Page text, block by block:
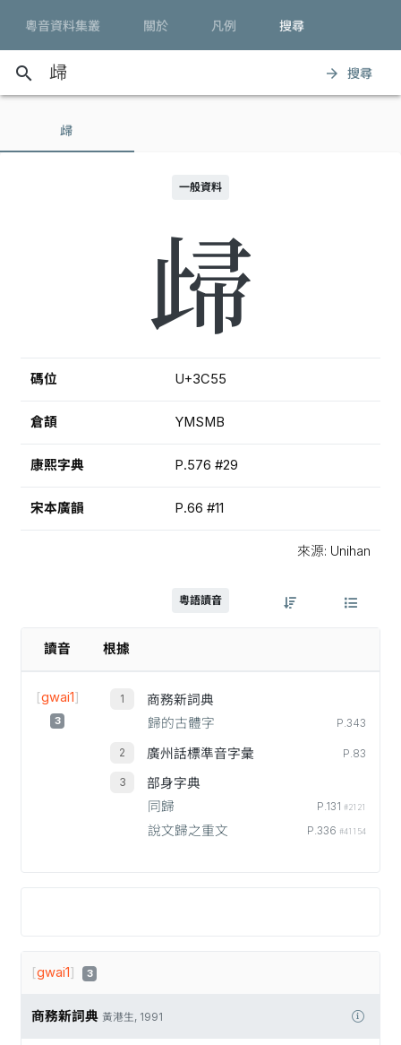
粵音資料集叢 關於 凡例 搜尋
search arrow_forward 搜尋
㱕
一般資料
㱕
碼位 U+3C55
倉頡 YMSMB
康熙字典 P.576 #29
宋本廣韻 P.66 #11
來源: Unihan
粵語讀音
讀音 根據
[gwai1]
3
商務新詞典
歸的古體字
P.343
廣州話標準音字彙 P.83
部身字典
同歸
P.131 #2121
說文歸之重文 P.336 #41154
[gwai1] 3
商務新詞典 黃港生, 1991